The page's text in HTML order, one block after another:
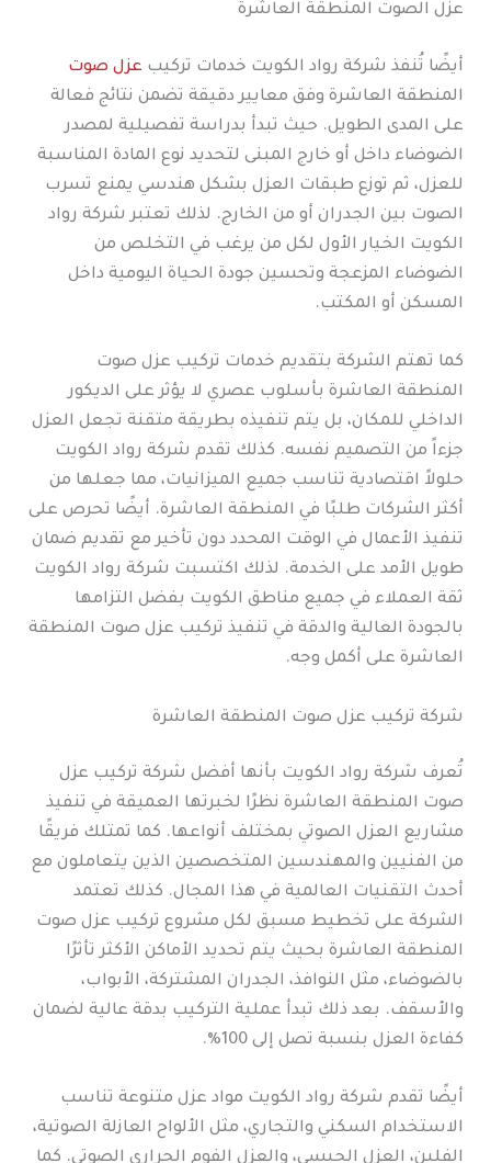
عزل الصوت المنطقة العاشرة
أيضًا تُنفذ شركة رواد الكويت خدمات تركيب عزل صوت
المنطقة العاشرة وفق معايير دقيقة تضمن نتائج فعالة
على المدى الطويل. حيث تبدأ بدراسة تفصيلية لمصدر
الضوضاء داخل أو خارج المبنى لتحديد نوع المادة المناسبة
للعزل، ثم توزع طبقات العزل بشكل هندسي يمنع تسرب
الصوت بين الجدران أو من الخارج. لذلك تعتبر شركة رواد
الكويت الخيار الأول لكل من يرغب في التخلص من
الضوضاء المزعجة وتحسين جودة الحياة اليومية داخل
المسكن أو المكتب.
كما تهتم الشركة بتقديم خدمات تركيب عزل صوت
المنطقة العاشرة بأسلوب عصري لا يؤثر على الديكور
الداخلي للمكان، بل يتم تنفيذه بطريقة متقنة تجعل العزل
جزءاً من التصميم نفسه. كذلك تقدم شركة رواد الكويت
حلولاً اقتصادية تناسب جميع الميزانيات، مما جعلها من
أكثر الشركات طلبًا في المنطقة العاشرة. أيضًا تحرص على
تنفيذ الأعمال في الوقت المحدد دون تأخير مع تقديم ضمان
طويل الأمد على الخدمة. لذلك اكتسبت شركة رواد الكويت
ثقة العملاء في جميع مناطق الكويت بفضل التزامها
بالجودة العالية والدقة في تنفيذ تركيب عزل صوت المنطقة
العاشرة على أكمل وجه.
شركة تركيب عزل صوت المنطقة العاشرة
تُعرف شركة رواد الكويت بأنها أفضل شركة تركيب عزل
صوت المنطقة العاشرة نظرًا لخبرتها العميقة في تنفيذ
مشاريع العزل الصوتي بمختلف أنواعها. كما تمتلك فريقًا
من الفنيين والمهندسين المتخصصين الذين يتعاملون مع
أحدث التقنيات العالمية في هذا المجال. كذلك تعتمد
الشركة على تخطيط مسبق لكل مشروع تركيب عزل صوت
المنطقة العاشرة بحيث يتم تحديد الأماكن الأكثر تأثرًا
بالضوضاء، مثل النوافذ، الجدران المشتركة، الأبواب،
والأسقف. بعد ذلك تبدأ عملية التركيب بدقة عالية لضمان
كفاءة العزل بنسبة تصل إلى 100%.
أيضًا تقدم شركة رواد الكويت مواد عزل متنوعة تناسب
الاستخدام السكني والتجاري، مثل الألواح العازلة الصوتية،
الفلين، العزل الجبسي، والعزل الفوم الحراري الصوتي. كما